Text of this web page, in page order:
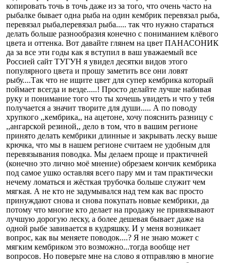
копировать точь в точь даже из за того, что очень часто на
рыбалке бывает одна рыба на один кембрик перевязал рыба,
перевязал рыба,перевязал рыба..... так что нужно стараться
делать больше разнообразия конечно с пониманием клёвого
цвета и оттенка. Вот давайте глянем на цвет ПАНАСОНИК
да за все эти годы как я вступил в ваш уважаемый все
Россией сайт ТУГУН я увидел десятки видов этого
популярного цвета и прошу заметить все они ловят
рыбу....Так что не ищите цвет для супер кембрика который
поймает всегда и везде.....! Просто делайте лучше набивая
руку и понимание того что ты хочешь увидеть и что у тебя
получается а значит творите для души..... А по поводу
хрупкого ,,кембрика,, на ацетоне, хочу пояснить разницу с
,,ангарской резиной,, дело в том, что в вашим регионе
принято делать кембрики длинные и закрывать леску выше
крючка, что мы в нашем регионе считаем не удобным для
перевязывания поводка. Мы делаем проще и практичней
(конечно это лично моё мнение) обрезаем кончик кембрика
под самое ушко оставляя всего пару мм и там практически
нечему ломаться и жёсткая трубочка больше служит чем
мягкая. А не кто не задумывался над тем как вас просто
принуждают снова и снова покупать новые кембрики, да
потому что многие кто делает на продажу не привязывают
лучшую дорогую леску, а более дешевая бывает даже на
одной рыбе завивается в кудряшку. И у меня возникает
вопрос, как вы меняете поводок....? Я не знаю может с
мягким кембриком это возможно...тогда вообще нет
вопросов. Но поверьте мне на слово я отправляю в многие